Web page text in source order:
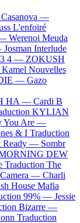
Casanova —
L'enfoiré
Werenoi Meuda
Josman Interlude
3 4 — ZOKUSH
Kamel Nouvelles
— Gazo
HA — Cardi B
KYLIAN
You Are —
& I Traduction
Ready — Sombr
DEW
Traduction The
— Charli
House Mafia
99% — Jessie
Bizarre —
Traduction